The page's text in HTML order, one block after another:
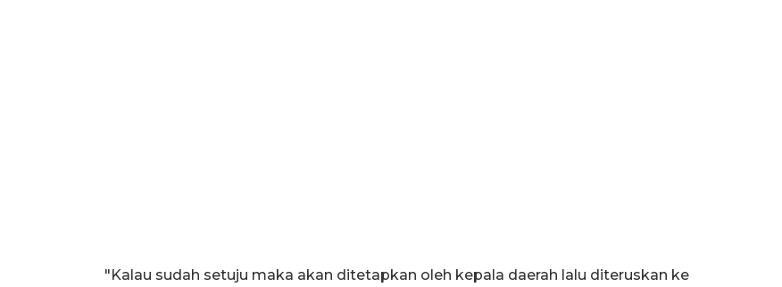
"Kalau sudah setuju maka akan ditetapkan oleh kepala daerah lalu diteruskan ke